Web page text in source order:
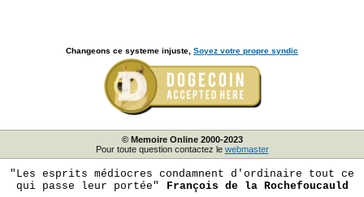
Changeons ce systeme injuste, Soyez votre propre syndic
© Memoire Online 2000-2023
Pour toute question contactez le webmaster
"Les esprits médiocres condamnent d'ordinaire tout ce
qui passe leur portée"
François de la Rochefoucauld